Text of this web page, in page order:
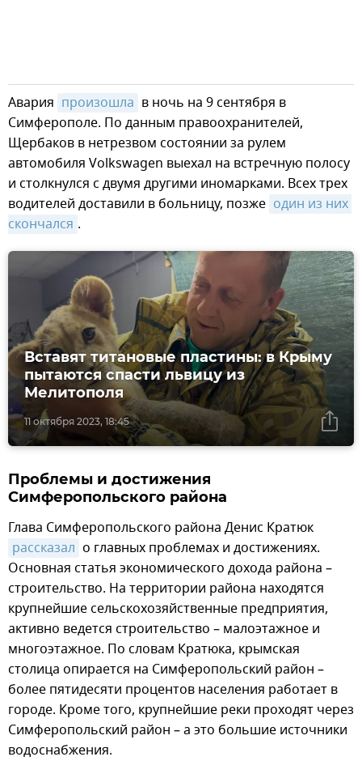
Авария произошла в ночь на 9 сентября в
Симферополе. По данным правоохранителей,
Щербаков в нетрезвом состоянии за рулем
автомобиля Volkswagen выехал на встречную полосу
и столкнулся с двумя другими иномарками. Всех трех
водителей доставили в больницу, позже один из них
скончался .
11 октября 2023, 18:45
Вставят титановые пластины: в Крыму
пытаются спасти львицу из
Мелитополя
Проблемы и достижения
Симферопольского района
Глава Симферопольского района Денис Кратюк
рассказал о главных проблемах и достижениях.
Основная статья экономического дохода района –
строительство. На территории района находятся
крупнейшие сельскохозяйственные предприятия,
активно ведется строительство – малоэтажное и
многоэтажное. По словам Кратюка, крымская
столица опирается на Симферопольский район –
более пятидесяти процентов населения работает в
городе. Кроме того, крупнейшие реки проходят через
Симферопольский район – а это большие источники
водоснабжения.